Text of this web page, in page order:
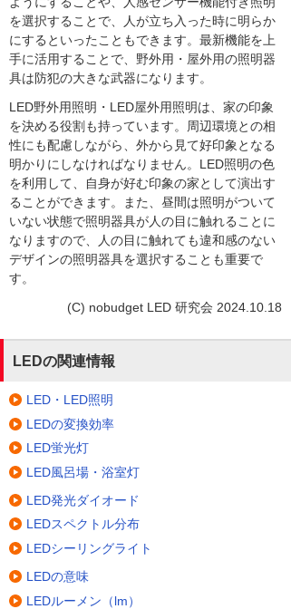
を選択することで、人が立ち入った時に明らか
にするといったこともできます。最新機能を上
手に活用することで、野外用・屋外用の照明器
具は防犯の大きな武器になります。
LED野外用照明・LED屋外用照明は、家の印象
を決める役割も持っています。周辺環境との相
性にも配慮しながら、外から見て好印象となる
明かりにしなければなりません。LED照明の色
を利用して、自身が好む印象の家として演出す
ることができます。また、昼間は照明がついて
いない状態で照明器具が人の目に触れることに
なりますので、人の目に触れても違和感のない
デザインの照明器具を選択することも重要で
す。
(C) nobudget LED 研究会 2024.10.18
LEDの関連情報
LED・LED照明
LEDの変換効率
LED蛍光灯
LED風呂場・浴室灯
LED発光ダイオード
LEDスペクトル分布
LEDシーリングライト
LEDの意味
LEDルーメン（lm）